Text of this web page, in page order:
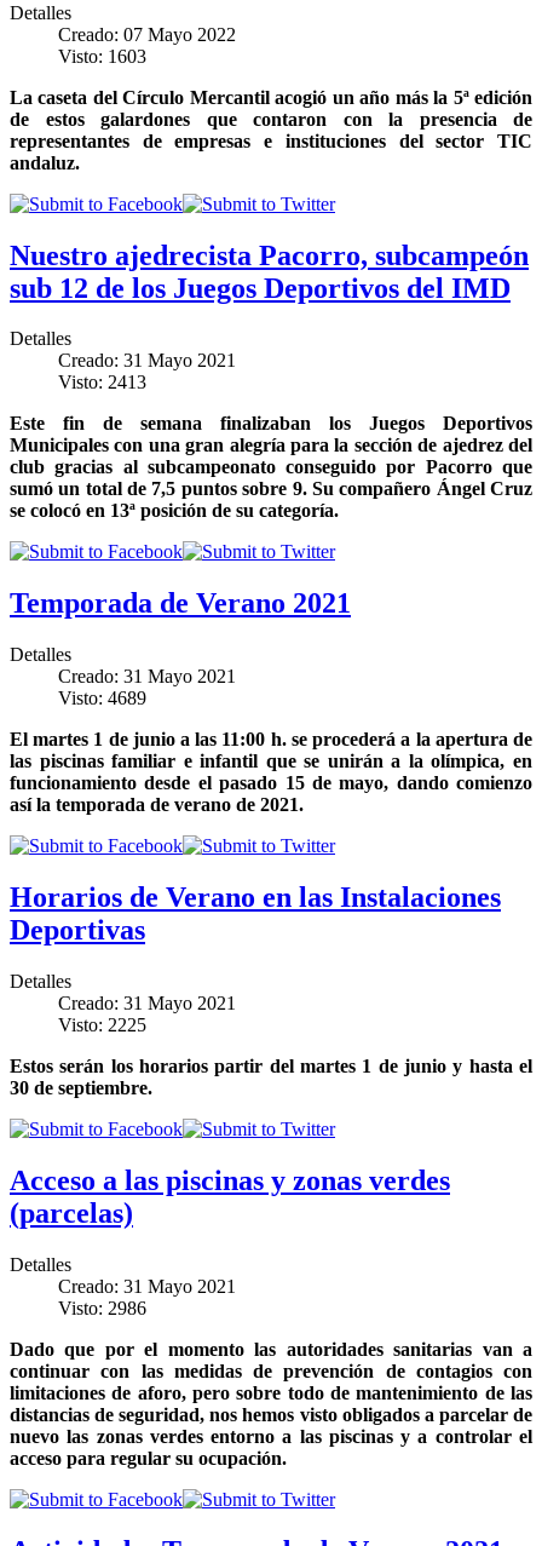
Detalles
Creado: 07 Mayo 2022
Visto: 1603
La caseta del Círculo Mercantil acogió un año más la 5ª edición
de estos galardones que contaron con la presencia de
representantes de empresas e instituciones del sector TIC
andaluz.
Nuestro ajedrecista Pacorro, subcampeón
sub 12 de los Juegos Deportivos del IMD
Detalles
Creado: 31 Mayo 2021
Visto: 2413
Este fin de semana finalizaban los Juegos Deportivos
Municipales con una gran alegría para la sección de ajedrez del
club gracias al subcampeonato conseguido por Pacorro que
sumó un total de 7,5 puntos sobre 9. Su compañero Ángel Cruz
se colocó en 13ª posición de su categoría.
Temporada de Verano 2021
Detalles
Creado: 31 Mayo 2021
Visto: 4689
El martes 1 de junio a las 11:00 h. se procederá a la apertura de
las piscinas familiar e infantil que se unirán a la olímpica, en
funcionamiento desde el pasado 15 de mayo, dando comienzo
así la temporada de verano de 2021.
Horarios de Verano en las Instalaciones
Deportivas
Detalles
Creado: 31 Mayo 2021
Visto: 2225
Estos serán los horarios partir del martes 1 de junio y hasta el
30 de septiembre.
Acceso a las piscinas y zonas verdes
(parcelas)
Detalles
Creado: 31 Mayo 2021
Visto: 2986
Dado que por el momento las autoridades sanitarias van a
continuar con las medidas de prevención de contagios con
limitaciones de aforo, pero sobre todo de mantenimiento de las
distancias de seguridad, nos hemos visto obligados a parcelar de
nuevo las zonas verdes entorno a las piscinas y a controlar el
acceso para regular su ocupación.